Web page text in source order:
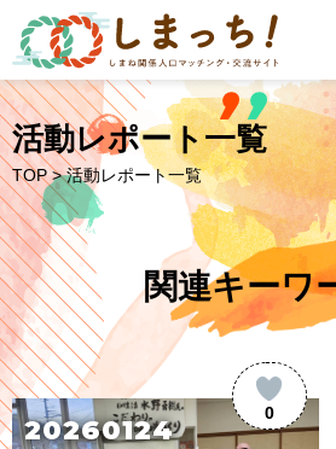
活動レポート一覧
TOP > 活動レポート一覧
関連キーワ
0
20260124